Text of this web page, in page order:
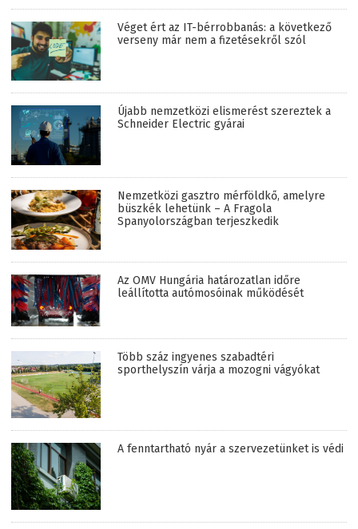
Véget ért az IT-bérrobbanás: a következő
verseny már nem a fizetésekről szól
Újabb nemzetközi elismerést szereztek a
Schneider Electric gyárai
Nemzetközi gasztro mérföldkő, amelyre
büszkék lehetünk – A Fragola
Spanyolországban terjeszkedik
Az OMV Hungária határozatlan időre
leállította autómosóinak működését
Több száz ingyenes szabadtéri
sporthelyszín várja a mozogni vágyókat
A fenntartható nyár a szervezetünket is védi